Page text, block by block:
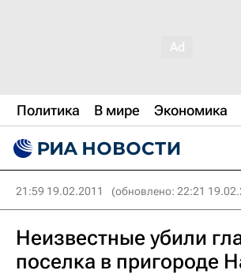
Политика В мире Экономика
21:59 19.02.2011 (обновлено: 22:21
Неизвестные убили
поселка в пригороде